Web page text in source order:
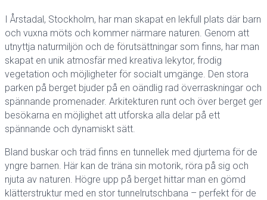
I Årstadal, Stockholm, har man skapat en lekfull plats där barn
och vuxna möts och kommer närmare naturen. Genom att
utnyttja naturmiljön och de förutsättningar som finns, har man
skapat en unik atmosfär med kreativa lekytor, frodig
vegetation och möjligheter för socialt umgänge. Den stora
parken på berget bjuder på en oändlig rad överraskningar och
spännande promenader. Arkitekturen runt och över berget ger
besökarna en möjlighet att utforska alla delar på ett
spännande och dynamiskt sätt.
Bland buskar och träd finns en tunnellek med djurtema för de
yngre barnen. Här kan de träna sin motorik, röra på sig och
njuta av naturen. Högre upp på berget hittar man en gömd
klätterstruktur med en stor tunnelrutschbana – perfekt för de